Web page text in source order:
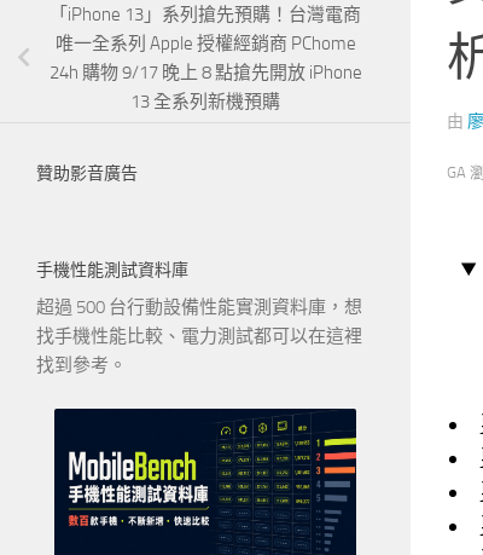
由
GA
「iPhone 13」系列搶先預購！台灣電商
唯一全系列 Apple 授權經銷商 PChome
24h 購物 9/17 晚上 8 點搶先開放 iPhone
13 全系列新機預購
贊助影音廣告
手機性能測試資料庫
超過 500 台行動設備性能實測資料庫，想
找手機性能比較、電力測試都可以在這裡
找到參考。